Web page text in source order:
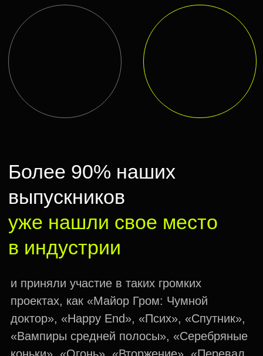
Смотреть больше —>
Отзывы наших студентов
Евгений Сангаджиев— программа
«Режиссура»
Паулина
Оставьте заявку, чтобы
получить консультацию
или узнать больше
об «Индустрии»